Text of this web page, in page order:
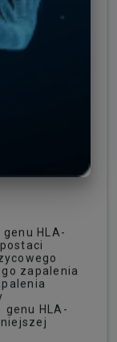
HLA-
zapalenia
HLA-